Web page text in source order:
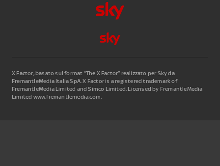
X Factor, basato sul format “The X Factor” realizzato per Sky da
FremantleMedia Italia SpA.X Factor is a registered trademark of
FremantleMedia Limited and Simco Limited. Licensed by FremantleMedia
Limited www.fremantlemedia.com.